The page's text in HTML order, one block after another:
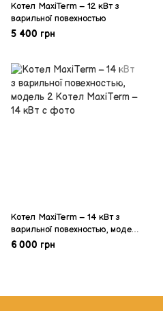
Котел MaxiTerm – 12 кВт з
варильної повехностью
5 400 грн
Котел MaxiTerm – 14 кВт з
варильної повехностью, модель
2
6 000 грн